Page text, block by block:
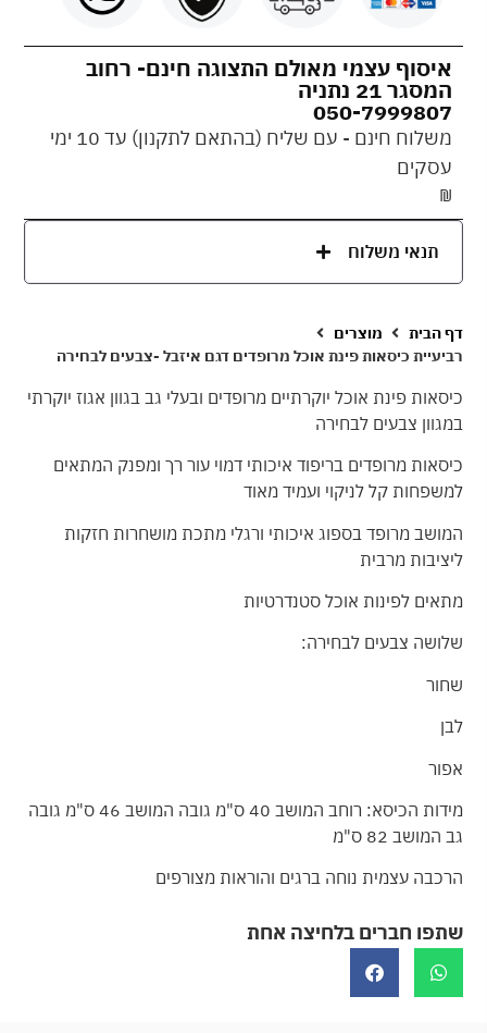
איסוף עצמי מאולם התצוגה חינם- רחוב
המסגר 21 נתניה
050-7999807
משלוח חינם - עם שליח (בהתאם לתקנון) עד 10 ימי
עסקים
₪
תנאי משלוח
דף הבית
מוצרים
רביעיית כיסאות פינת אוכל מרופדים דגם איזבל -צבעים לבחירה
כיסאות פינת אוכל יוקרתיים מרופדים ובעלי גב בגוון אגוז יוקרתי
במגוון צבעים לבחירה
כיסאות מרופדים בריפוד איכותי דמוי עור רך ומפנק המתאים
למשפחות קל לניקוי ועמיד מאוד
המושב מרופד בספוג איכותי ורגלי מתכת מושחרות חזקות
ליציבות מרבית
מתאים לפינות אוכל סטנדרטיות
שלושה צבעים לבחירה:
שחור
לבן
אפור
מידות הכיסא: רוחב המושב 40 ס"מ גובה המושב 46 ס"מ גובה
גב המושב 82 ס"מ
הרכבה עצמית נוחה ברגים והוראות מצורפים
שתפו חברים בלחיצה אחת